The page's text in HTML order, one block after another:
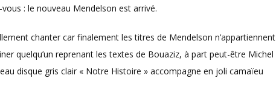
: le nouveau Mendelson est arrivé.
chanter car finalement les titres de Mendelson n’appartiennent
quelqu’un reprenant les textes de Bouaziz, à part peut-être Michel
disque gris clair « Notre Histoire » accompagne en joli camaïeu